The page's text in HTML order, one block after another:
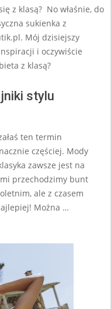
z klasą? No właśnie, do
sukienka z
Mój dzisiejszy
i oczywiście
z klasą?
stylu
ten termin
częściej. Mody
zawsze jest na
przechodzimy bunt
ale z czasem
Można …